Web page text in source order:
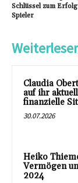
Schlüssel zum
Spieler
Claudia
auf ihr
finanzielle
30.07.2026
Heiko
Vermögen
2024